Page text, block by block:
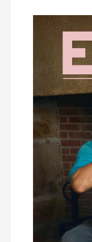
Notre